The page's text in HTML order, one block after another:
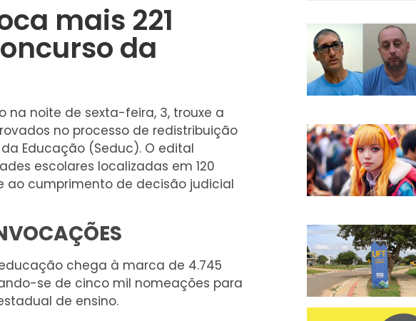
mais 221
da
na noite de sexta-feira, 3, trouxe a
no processo de redistribuição
Educação (Seduc). O edital
escolares localizadas em 120
ao cumprimento de decisão judicial
chega à marca de 4.745
se de cinco mil nomeações para
de ensino.